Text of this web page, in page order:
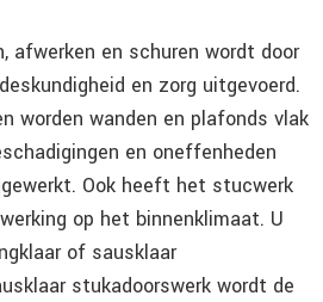
afwerken en schuren wordt door
en zorg uitgevoerd.
worden wanden en plafonds vlak
en oneffenheden
Ook heeft het stucwerk
op het binnenklimaat. U
of sausklaar
stukadoorswerk wordt de